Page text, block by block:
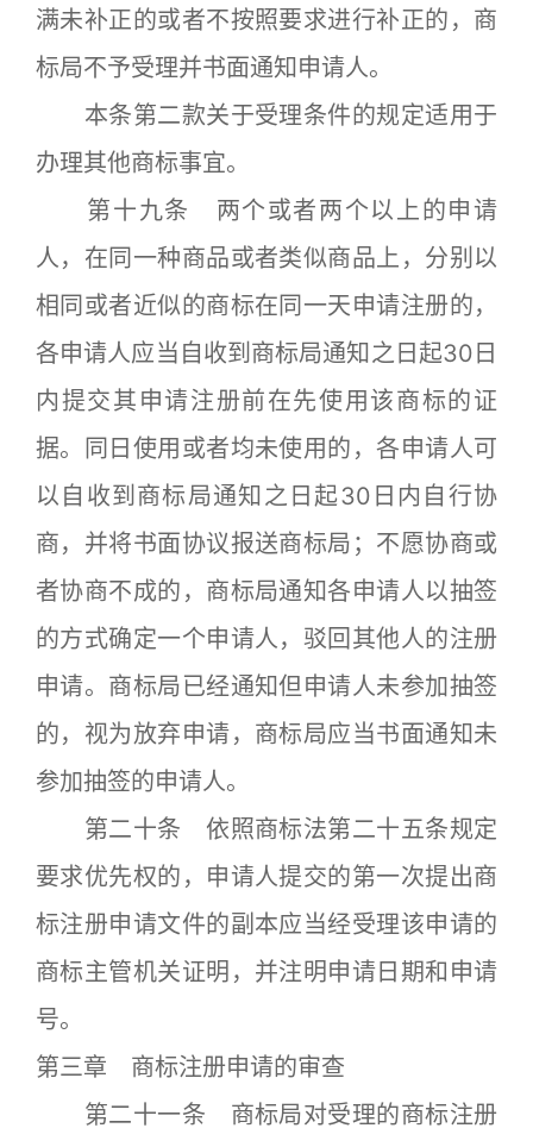
满未补正的或者不按照要求进行补正的，商
标局不予受理并书面通知申请人。
本条第二款关于受理条件的规定适用于
办理其他商标事宜。
第十九条 两个或者两个以上的申请
人，在同一种商品或者类似商品上，分别以
相同或者近似的商标在同一天申请注册的，
各申请人应当自收到商标局通知之日起30日
内提交其申请注册前在先使用该商标的证
据。同日使用或者均未使用的，各申请人可
以自收到商标局通知之日起30日内自行协
商，并将书面协议报送商标局；不愿协商或
者协商不成的，商标局通知各申请人以抽签
的方式确定一个申请人，驳回其他人的注册
申请。商标局已经通知但申请人未参加抽签
的，视为放弃申请，商标局应当书面通知未
参加抽签的申请人。
第二十条 依照商标法第二十五条规定
要求优先权的，申请人提交的第一次提出商
标注册申请文件的副本应当经受理该申请的
商标主管机关证明，并注明申请日期和申请
号。
第三章 商标注册申请的审查
第二十一条 商标局对受理的商标注册